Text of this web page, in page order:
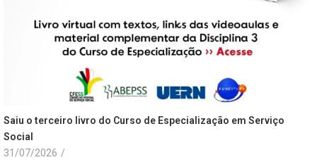
Saiu o terceiro livro do Curso de Especialização em Serviço
Social
31/07/2026 /